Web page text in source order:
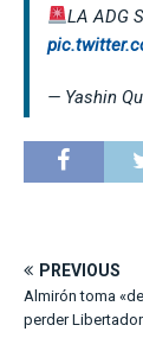
LA ADG
— Yashin
PREVIOUS
Almirón toma
perder